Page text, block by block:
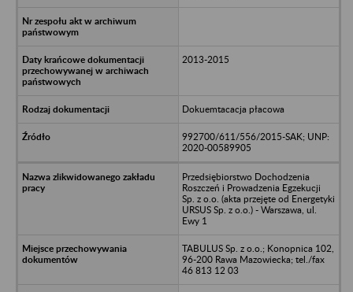
2013-2015
Dokuemtacacja płacowa
992700/611/556/2015-SAK; UNP:
2020-00589905
Przedsiębiorstwo Dochodzenia
Roszczeń i Prowadzenia Egzekucji
Sp. z o.o. (akta przejęte od Energetyki
URSUS Sp. z o.o.) - Warszawa, ul.
Ewy 1
TABULUS Sp. z o.o.; Konopnica 102,
96-200 Rawa Mazowiecka; tel./fax
46 813 12 03